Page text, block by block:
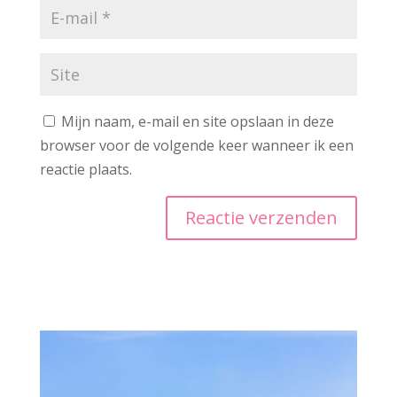
Mijn naam, e-mail en site opslaan in deze
browser voor de volgende keer wanneer ik een
reactie plaats.